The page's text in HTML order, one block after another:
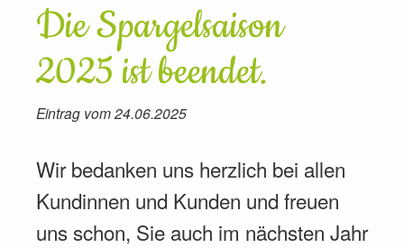
Die Spargelsaison
2025 ist beendet.
Eintrag vom 24.06.2025
Wir bedanken uns herzlich bei allen
Kundinnen und Kunden und freuen
uns schon, Sie auch im nächsten Jahr